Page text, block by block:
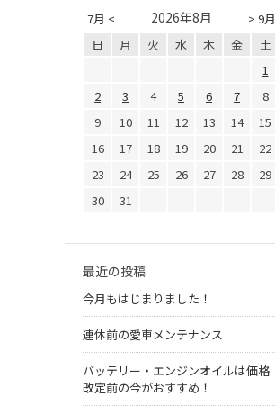
7月 < > 9月
2026年8月
日 月 火 水 木 金
土
1
2
3 4 5 6 7
8
9
10 11 12 13 14
15
16
17 18 19 20 21
22
23
24 25 26 27 28
29
30
31
最近の投稿
今月もはじまりました！
連休前の愛車メンテナンス
バッテリー・エンジンオイルは価格
改定前の今がおすすめ！